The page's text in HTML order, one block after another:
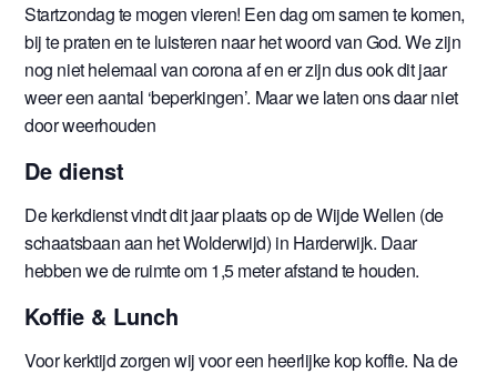
Startzondag te mogen vieren! Een dag om samen te komen,
bij te praten en te luisteren naar het woord van God. We zijn
nog niet helemaal van corona af en er zijn dus ook dit jaar
weer een aantal ‘beperkingen’. Maar we laten ons daar niet
door weerhouden
De dienst
De kerkdienst vindt dit jaar plaats op de Wijde Wellen (de
schaatsbaan aan het Wolderwijd) in Harderwijk. Daar
hebben we de ruimte om 1,5 meter afstand te houden.
Koffie & Lunch
Voor kerktijd zorgen wij voor een heerlijke kop koffie. Na de